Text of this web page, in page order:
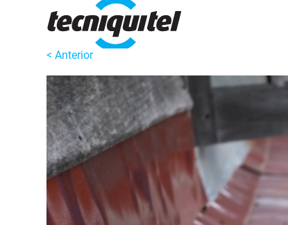
< Anterior